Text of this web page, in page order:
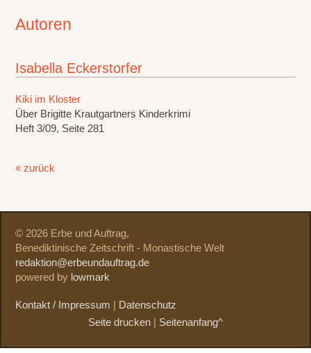
Autoren
Isabella Eckerstorfer
Kiki im Kloster
Über Brigitte Krautgartners Kinderkrimi
Heft 3/09, Seite 281
« zurück
© 2026 Erbe und Auftrag,
Benediktinische Zeitschrift - Monastische Welt
redaktion@erbeundauftrag.de
powered by lowmark
Kontakt / Impressum
Datenschutz
Seite drucken
Seitenanfang^